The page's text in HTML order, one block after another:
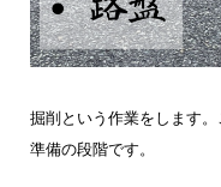
掘削という作業をします
準備の段階です。